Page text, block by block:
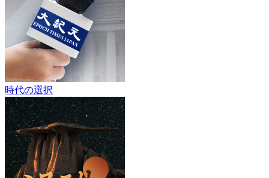
時代の選択